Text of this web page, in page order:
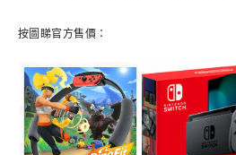
按圖睇官方售價 ：